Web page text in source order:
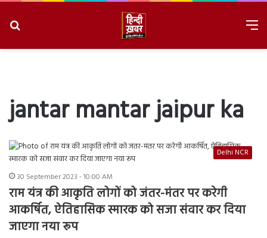
jantar mantar jaipur ka
Delhi NCR
30 September 2023 - 10:00 AM
राम यंत्र की आकृति लोगों को जंतर-मंतर पर करेगी
आकर्षित, ऐतिहासिक स्मारक को सजा संवार कर दिया
जाएगा नया रूप